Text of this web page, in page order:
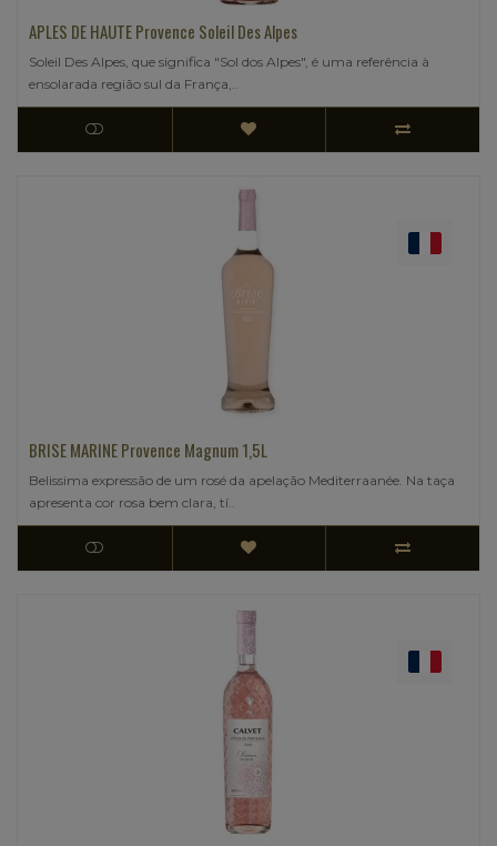
APLES DE HAUTE Provence Soleil Des Alpes
Soleil Des Alpes, que significa "Sol dos Alpes", é uma referência à
ensolarada região sul da França,..
BRISE MARINE Provence Magnum 1,5L
Belissima expressão de um rosé da apelação Mediterraanée. Na taça
apresenta cor rosa bem clara, tí..